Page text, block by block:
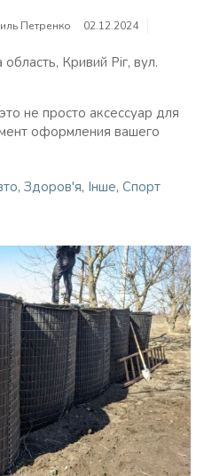
Петренко
02.12.2024
Кривий Ріг, вул.
не просто аксессуар для
оформления вашего
, Здоров'я, Інше, Спорт